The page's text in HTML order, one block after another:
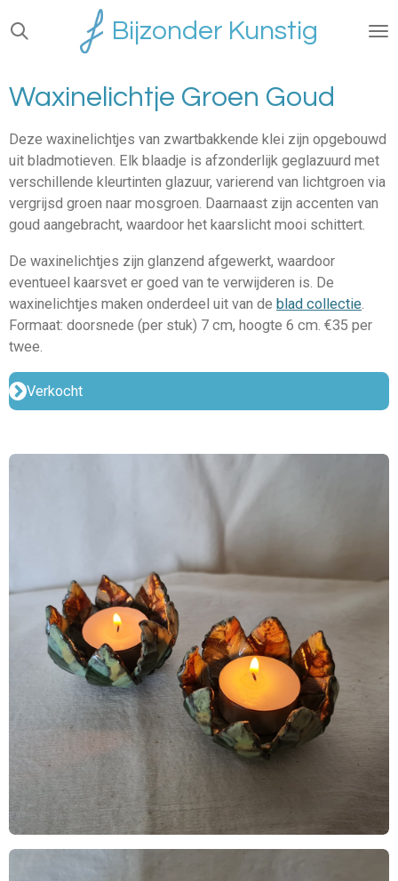
Ga
direct
hoofdinhoud
Bijzonder Kunstig
Waxinelichtje Groen Goud
Deze waxinelichtjes van zwartbakkende klei zijn opgebouwd
uit bladmotieven. Elk blaadje is afzonderlijk geglazuurd met
verschillende kleurtinten glazuur, varierend van lichtgroen via
vergrijsd groen naar mosgroen. Daarnaast zijn accenten van
goud aangebracht, waardoor het kaarslicht mooi schittert.
De waxinelichtjes zijn glanzend afgewerkt, waardoor
eventueel kaarsvet er goed van te verwijderen is. De
waxinelichtjes maken onderdeel uit van de blad collectie
Formaat: doorsnede (per stuk) 7 cm, hoogte 6 cm. €35 per
twee.
Verkocht